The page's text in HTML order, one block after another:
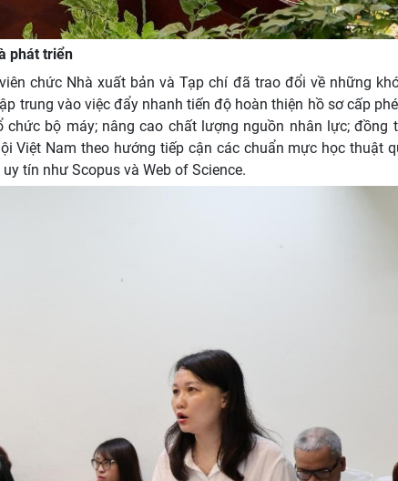
phát triển
chức Nhà xuất bản và Tạp chí đã trao đổi về những
trung vào việc đẩy nhanh tiến độ hoàn thiện hồ sơ cấp
bộ máy; nâng cao chất lượng nguồn nhân lực; đồng
Việt Nam theo hướng tiếp cận các chuẩn mực học thuật
tín như Scopus và Web of Science.